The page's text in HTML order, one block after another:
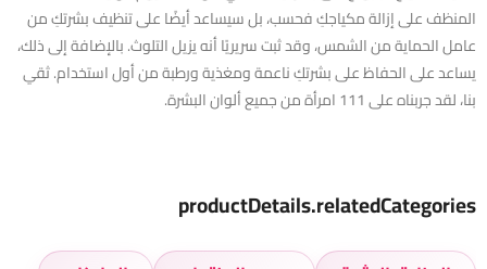
المنظف على إزالة مكياجكِ فحسب، بل سيساعد أيضًا على تنظيف بشرتكِ من
عامل الحماية من الشمس، وقد ثبت سريريًا أنه يزيل التلوث. بالإضافة إلى ذلك،
يساعد على الحفاظ على بشرتكِ ناعمة ومغذية ورطبة من أول استخدام. ثقي
بنا، لقد جربناه على 111 امرأة من جميع ألوان البشرة.
productDetails.relatedCategories